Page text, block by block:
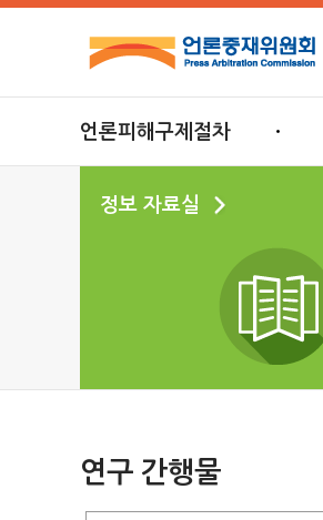
언론피해구제절차
정보 자료실
연구 간행물